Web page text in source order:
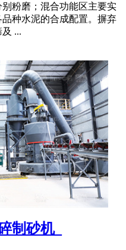
粉磨；混合功能区主要实
种水泥的合成配置。摒弃
...
制砂机_